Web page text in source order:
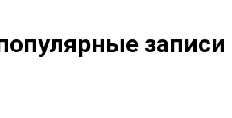
записи